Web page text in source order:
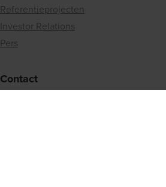
Referentieprojecten
Investor Relations
Pers
Contact